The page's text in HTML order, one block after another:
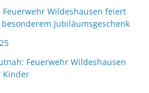
Feuerwehr Wildeshausen feiert
Jubiläumsgeschenk
Feuerwehr Wildeshausen
Kinder